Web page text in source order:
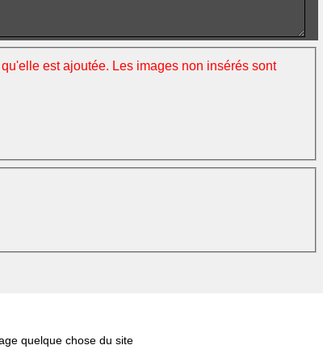
est ajoutée. Les images non insérés sont
quelque chose du site